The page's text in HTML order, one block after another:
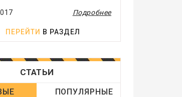
Подробнее
ПЕРЕЙТИ В РАЗДЕЛ
СТАТЬИ
ПОПУЛЯРНЫЕ